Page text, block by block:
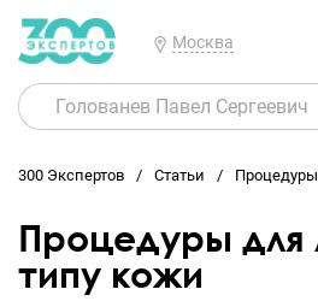
Москва
300 Экспертов Статьи
Процедуры для
типу кожи